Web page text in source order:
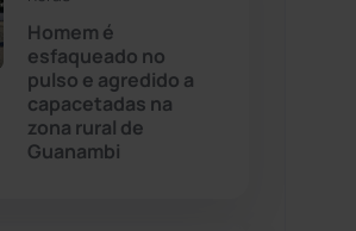
Homem é
esfaqueado no
pulso e agredido a
capacetadas na
zona rural de
Guanambi